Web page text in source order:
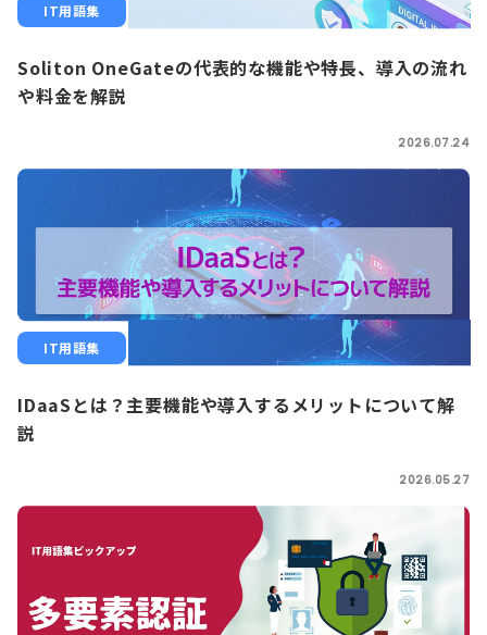
IT用語集
Soliton OneGateの代表的な機能や特長、導入の流れ
や料金を解説
2026.07.24
IT用語集
IDaaSとは？主要機能や導入するメリットについて解
説
2026.05.27